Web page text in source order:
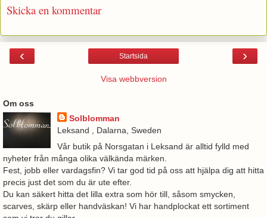
Skicka en kommentar
‹ ›
Startsida
Visa webbversion
Om oss
Solblomman
Leksand , Dalarna, Sweden
Vår butik på Norsgatan i Leksand är alltid fylld med
nyheter från många olika välkända märken.
Fest, jobb eller vardagsfin? Vi tar god tid på oss att hjälpa dig att hitta
precis just det som du är ute efter.
Du kan säkert hitta det lilla extra som hör till, såsom smycken,
scarves, skärp eller handväskan! Vi har handplockat ett sortiment